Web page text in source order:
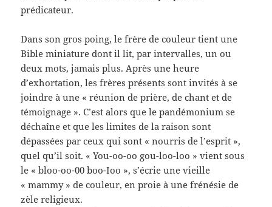
prédicateur.
Dans son gros poing, le frère de couleur tient une
Bible miniature dont il lit, par intervalles, un ou
deux mots, jamais plus. Après une heure
d’exhortation, les frères présents sont invités à se
joindre à une « réunion de prière, de chant et de
témoignage ». C’est alors que le pandémonium se
déchaîne et que les limites de la raison sont
dépassées par ceux qui sont « nourris de l’esprit »,
quel qu’il soit. « You-oo-oo gou-loo-loo » vient sous
le « bloo-oo-00 boo-Ioo », s’écrie une vieille
« mammy » de couleur, en proie à une frénésie de
zèle religieux.